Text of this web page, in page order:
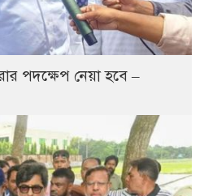
পদক্ষেপ নেয়া হবে –